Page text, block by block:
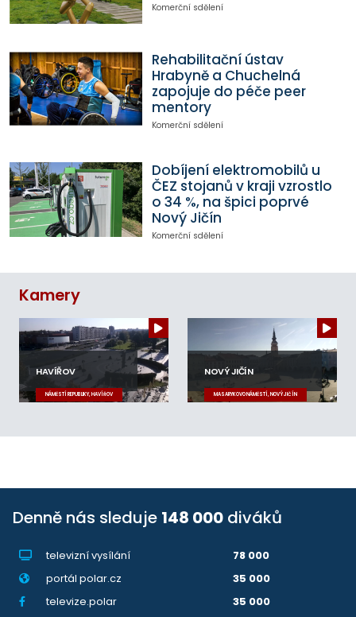
Komerční sdělení
Rehabilitační ústav
Hrabyně a Chuchelná
zapojuje do péče peer
mentory
Komerční sdělení
Dobíjení elektromobilů u
ČEZ stojanů v kraji vzrostlo
o 34 %, na špici poprvé
Nový Jičín
Komerční sdělení
Kamery
HAVÍŘOV
NÁMĚSTÍ REPUBLIKY, HAVÍŘOV
NOVÝ JIČÍN
MASARYKOVO NÁMĚSTÍ, NOVÝ JIČÍN
Denně nás sleduje 148 000 diváků
televizní vysílání
78 000
portál polar.cz
35 000
televize.polar
35 000